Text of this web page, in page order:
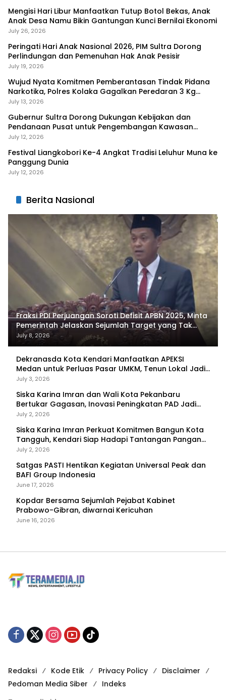
Mengisi Hari Libur Manfaatkan Tutup Botol Bekas, Anak
Anak Desa Namu Bikin Gantungan Kunci Bernilai Ekonomi
July 26, 2026
Peringati Hari Anak Nasional 2026, PIM Sultra Dorong
Perlindungan dan Pemenuhan Hak Anak Pesisir
July 19, 2026
Wujud Nyata Komitmen Pemberantasan Tindak Pidana
Narkotika, Polres Kolaka Gagalkan Peredaran 3 Kg
Sabu-Sabu
July 13, 2026
Gubernur Sultra Dorong Dukungan Kebijakan dan
Pendanaan Pusat untuk Pengembangan Kawasan
Liangkobhori
July 12, 2026
Festival Liangkobori Ke-4 Angkat Tradisi Leluhur Muna ke
Panggung Dunia
July 12, 2026
Berita Nasional
Fraksi PDI Perjuangan Soroti Defisit APBN 2025, Minta
Pemerintah Jelaskan Sejumlah Target yang Tak
Tercapai
July 8, 2026
Dekranasda Kota Kendari Manfaatkan APEKSI
Medan untuk Perluas Pasar UMKM, Tenun Lokal Jadi
Primadona
July 3, 2026
Siska Karina Imran dan Wali Kota Pekanbaru
Bertukar Gagasan, Inovasi Peningkatan PAD Jadi
Fokus Diskusi
July 2, 2026
Siska Karina Imran Perkuat Komitmen Bangun Kota
Tangguh, Kendari Siap Hadapi Tantangan Pangan
dan Bencana
July 2, 2026
Satgas PASTI Hentikan Kegiatan Universal Peak dan
BAFI Group Indonesia
June 17, 2026
Kopdar Bersama Sejumlah Pejabat Kabinet
Prabowo-Gibran, diwarnai Kericuhan
June 16, 2026
Redaksi Kode Etik Privacy Policy
Disclaimer
Pedoman Media Siber
Indeks